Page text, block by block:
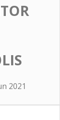
2021